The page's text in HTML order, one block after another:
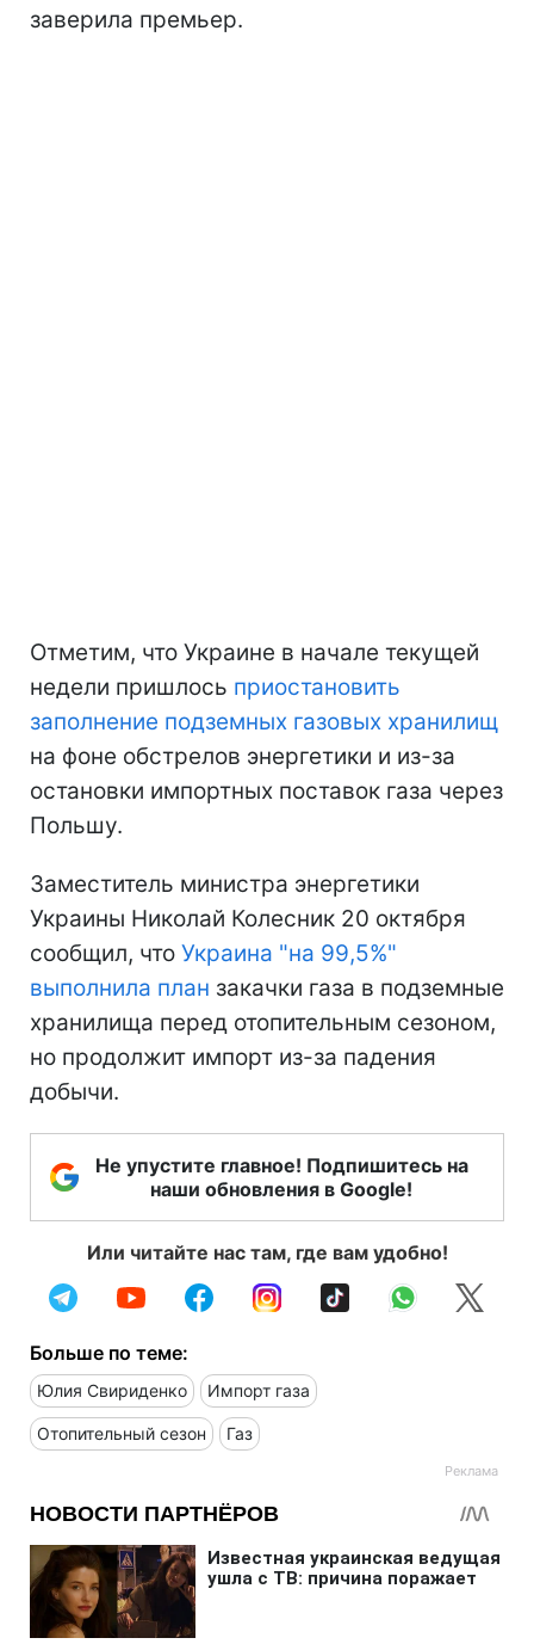
заверила премьер.
Отметим, что Украине в начале текущей
недели пришлось приостановить
заполнение подземных газовых хранилищ
на фоне обстрелов энергетики и из-за
остановки импортных поставок газа через
Польшу.
Заместитель министра энергетики
Украины Николай Колесник 20 октября
сообщил, что Украина "на 99,5%"
выполнила план закачки газа в подземные
хранилища перед отопительным сезоном,
но продолжит импорт из-за падения
добычи.
Не упустите главное! Подпишитесь на
наши обновления в Google!
Или читайте нас там, где вам удобно!
Больше по теме:
Юлия Свириденко Импорт газа
Отопительный сезон Газ